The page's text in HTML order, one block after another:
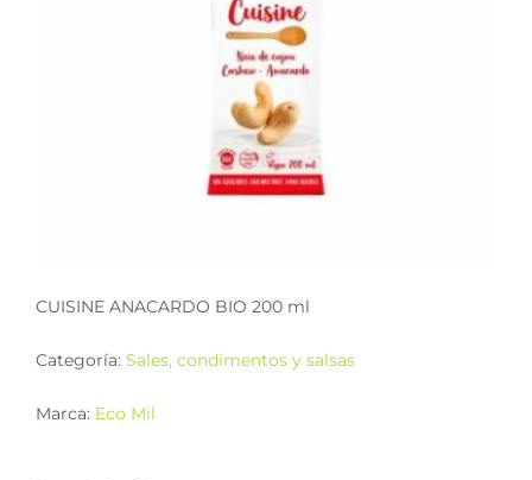
CUISINE ANACARDO BIO 200 ml
Categoría: Sales, condimentos y salsas
Marca: Eco Mil